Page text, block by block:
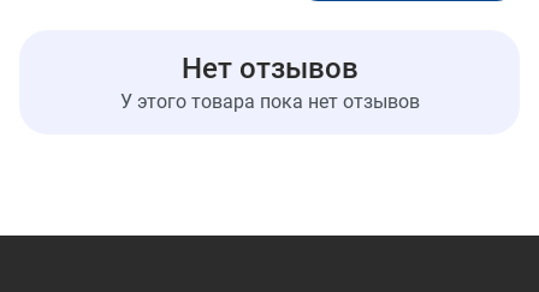
Нет отзывов
У этого товара пока нет отзывов